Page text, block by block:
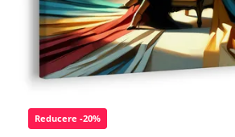
Reducere -20%